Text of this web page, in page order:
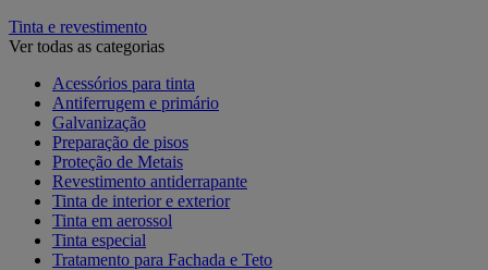
Tinta e revestimento
Ver todas as categorias
Acessórios para tinta
Antiferrugem e primário
Galvanização
Preparação de pisos
Proteção de Metais
Revestimento antiderrapante
Tinta de interior e exterior
Tinta em aerossol
Tinta especial
Tratamento para Fachada e Teto